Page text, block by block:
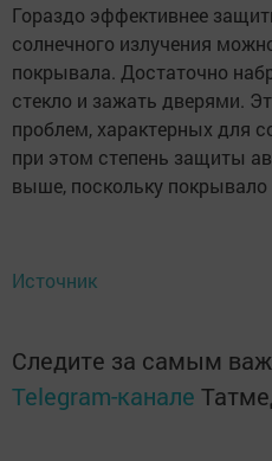
Гораздо эффективнее
солнечного излучения
покрывала. Достаточно
стекло и зажать дверями.
проблем, характерных для
при этом степень защиты
выше, поскольку
Источник
Следите за самым
Telegram-канале